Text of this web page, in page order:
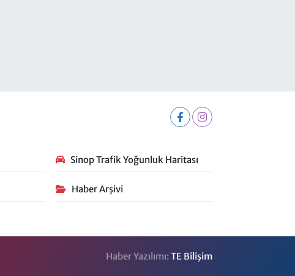
Sinop Trafik Yoğunluk Haritası
Haber Arşivi
Haber Yazılımı:TE Bilişim